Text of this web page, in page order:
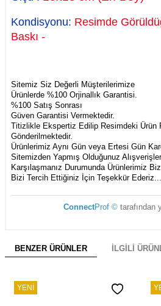
Kondisyonu: Resimde
Baskı -
Sitemiz Siz Değerli Müşterilerimize
Ürünlerde %100 Orjinallık Garantisi.
%100 Satış Sonrası
Güven Garantisi Vermektedir.
Titizlikle Ekspertiz Edilip Resimdeki Ürün
Gönderilmektedir.
Ürünlerimiz Aynı Gün veya Ertesi Gün
Sitemizden Yapmış Olduğunuz
Karşılaşmanız Durumunda Ürünlerimiz
Bizi Tercih Ettiğiniz İçin Teşekkür Ederiz...
ConnectProf ©tarafından
BENZER ÜRÜNLER İLGILI
YENI